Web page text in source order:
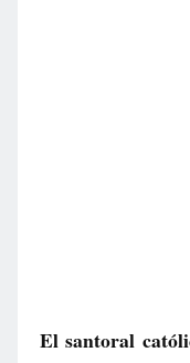
El santoral